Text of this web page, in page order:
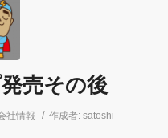
売その後
社情報 / 作成者: satoshi